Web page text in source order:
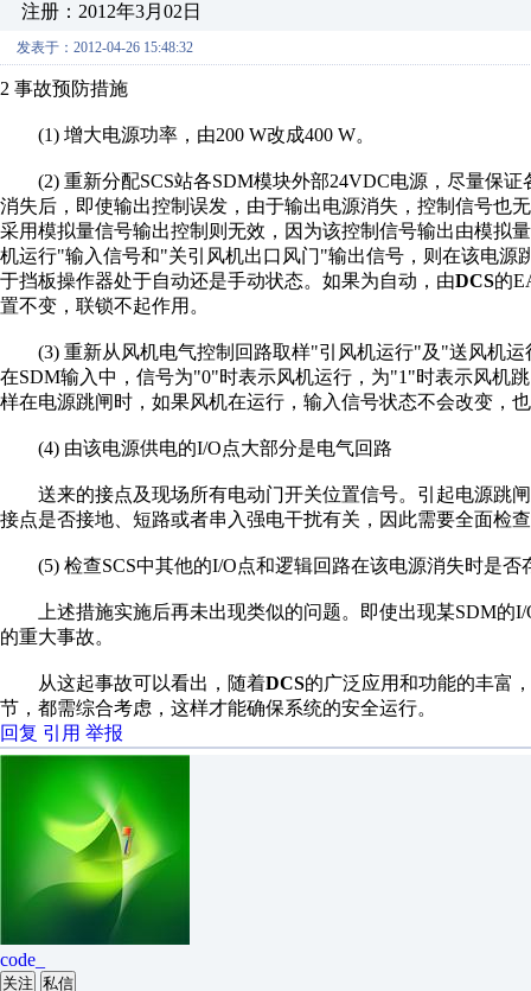
注册：2012年3月02日
发表于：2012-04-26 15:48:32
2 事故预防措施
(1) 增大电源功率，由200 W改成400 W。
(2) 重新分配SCS站各SDM模块外部24VDC电源，尽量保证
消失后，即使输出控制误发，由于输出电源消失，控制信号也
采用模拟量信号输出控制则无效，因为该控制 信号输出由模拟
机运行"输入信号和"关引风机出口风门"输出信号，则在该电源
于挡板操作器处于自动还是手动状态。如果为自动 ，由DCS的
置不变， 联锁不起作用。
(3) 重新从风机电气控制回路取样"引风机运行"及 "送风机运
在SDM输入中，信号为"0"时表示风机运行，为"1"时表示风机
样在电源跳闸时，如果风机在运行，输入信号状态不会改变，
(4) 由该电源供电的I/O点大部分是电气回路
送来的接点及现场所有电动门开关位置信号。引起电源跳
接点是否接地、短路或者串入强电干扰有关，因此需要全面检
(5) 检查SCS中其他的I/O点和逻辑回路在该电源消失时是否
上述措施实施后再未出现类似的问题。即使出现某SDM的I/
的重大事故。
从这起事故可以看出，随着DCS的广泛应用和功能的丰富
节，都需综合考虑，这样才能确保系统的安全运行。
回复 引用 举报
code_
关注 私信